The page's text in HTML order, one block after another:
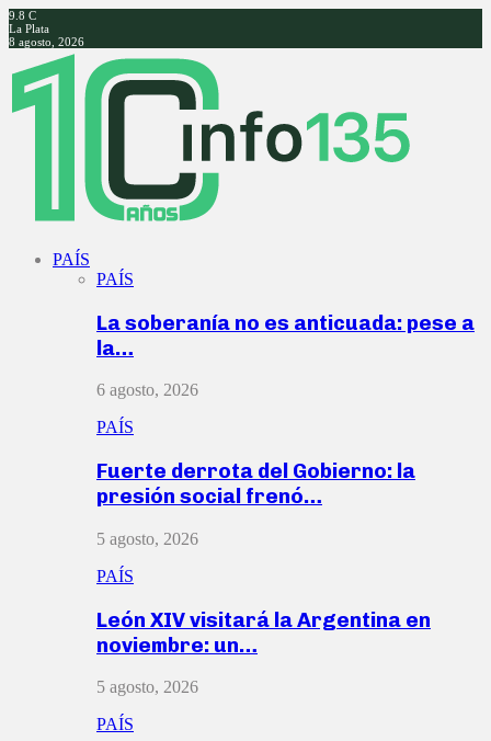
9.8 C
La Plata
8 agosto, 2026
Facebook
Twitter
Instagram
Youtube
PAÍS
PAÍS
La soberanía no es anticuada: pese a
la…
6 agosto, 2026
PAÍS
Fuerte derrota del Gobierno: la
presión social frenó…
5 agosto, 2026
PAÍS
León XIV visitará la Argentina en
noviembre: un…
5 agosto, 2026
PAÍS